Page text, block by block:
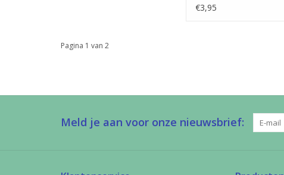
€3,95
Pagina 1 van 2
Meld je aan voor onze nieuwsbrief: